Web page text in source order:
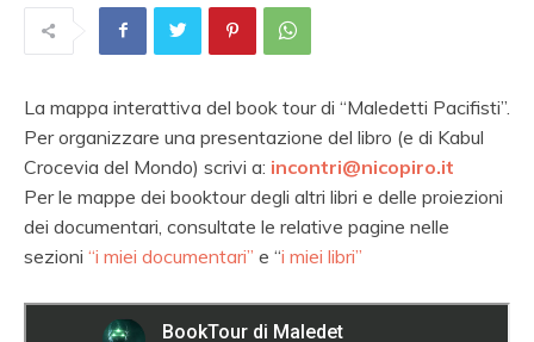
La mappa interattiva del book tour di “Maledetti Pacifisti”.
Per organizzare una presentazione del libro (e di Kabul
Crocevia del Mondo) scrivi a: incontri@nicopiro.it
Per le mappe dei booktour degli altri libri e delle proiezioni
dei documentari, consultate le relative pagine nelle
sezioni “i miei documentari” e “i miei libri”